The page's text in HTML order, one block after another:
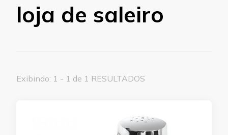
loja de saleiro
Exibindo: 1 - 1 de 1 RESULTADOS